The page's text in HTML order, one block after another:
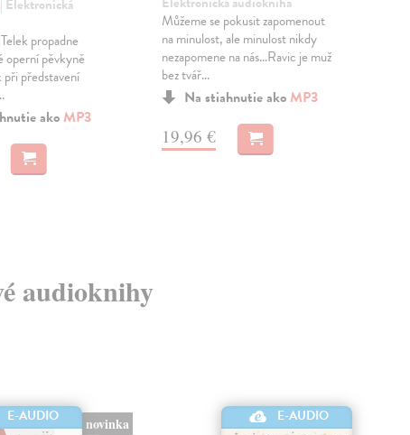
| Elektronická
propadne
operní pěvkyně
při představení
ako MP3
Můžeme se pokusit zapomenout
na minulost, ale minulost nikdy
nezapomene na nás…Ravic je muž
bez tvář...
Na stiahnutie ako MP3
19,96 €
audioknihy
E-AUDIO novinka E-AUDIO